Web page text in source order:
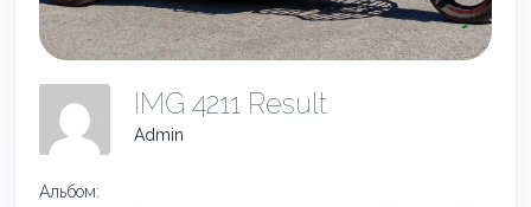
IMG 4211 Result
Admin
Альбом: